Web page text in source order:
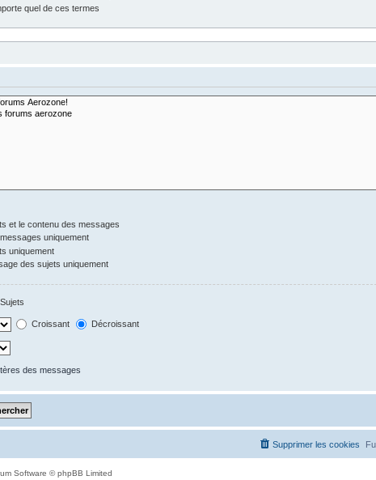
quel de ces termes
et le contenu des messages
uniquement
uniquement
des sujets uniquement
Sujets
Croissant Décroissant
des messages
Supprimer les cookies
Software © phpBB Limited